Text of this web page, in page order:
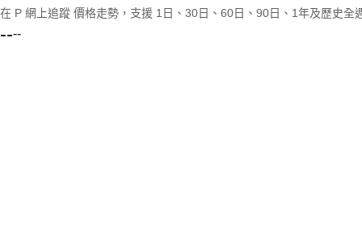
在 P 網上追蹤 價格走勢，支援 1日、30日、60日、90日、1年及歷史全
----